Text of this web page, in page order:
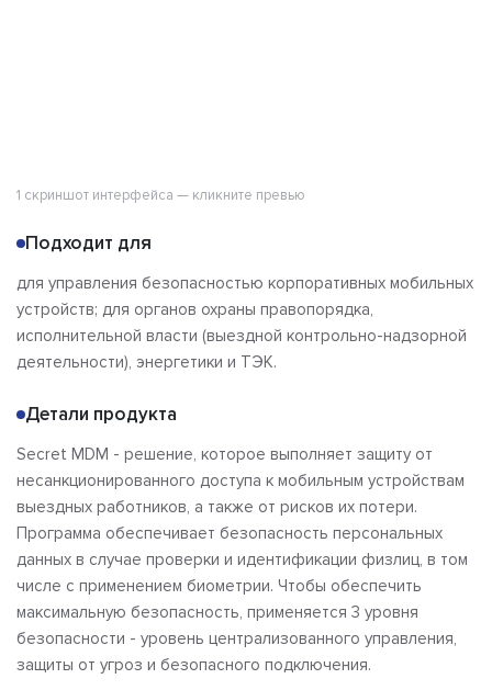
1 скриншот интерфейса — кликните превью
Подходит для
для управления безопасностью корпоративных мобильных
устройств; для органов охраны правопорядка,
исполнительной власти (выездной контрольно-надзорной
деятельности), энергетики и ТЭК.
Детали продукта
Secret MDM - решение, которое выполняет защиту от
несанкционированного доступа к мобильным устройствам
выездных работников, а также от рисков их потери.
Программа обеспечивает безопасность персональных
данных в случае проверки и идентификации физлиц, в том
числе с применением биометрии. Чтобы обеспечить
максимальную безопасность, применяется 3 уровня
безопасности - уровень централизованного управления,
защиты от угроз и безопасного подключения.